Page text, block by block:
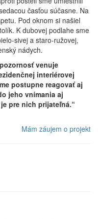
časťou súčasne. Na
Pod oknom si našiel
K dubovej podlahe sme
sivej a staro-ružovej,
nádych.
venuje
interiérovej
postupne reagovať aj
jeho vnímania aj
pre nich prijateľná.“
Mám záujem o projekt